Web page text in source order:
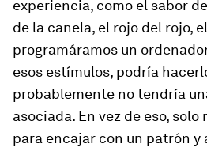
experiencia, como el sabor
de la canela, el rojo del rojo,
programáramos un
esos estímulos, podría
probablemente no tendría
asociada. En vez de eso,
para encajar con un patrón y